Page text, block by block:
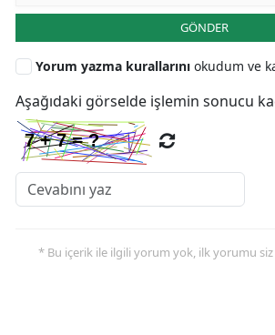
GÖNDER
Yorum yazma kurallarını okudum ve
Aşağıdaki görselde işlemin sonucu
* Bu içerik ile ilgili yorum yok, ilk yorumu siz